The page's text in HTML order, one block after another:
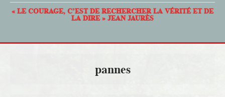
« LE COURAGE, C’EST DE RECHERCHER LA VÉRITÉ ET DE
LA DIRE » JEAN JAURÈS
pannes